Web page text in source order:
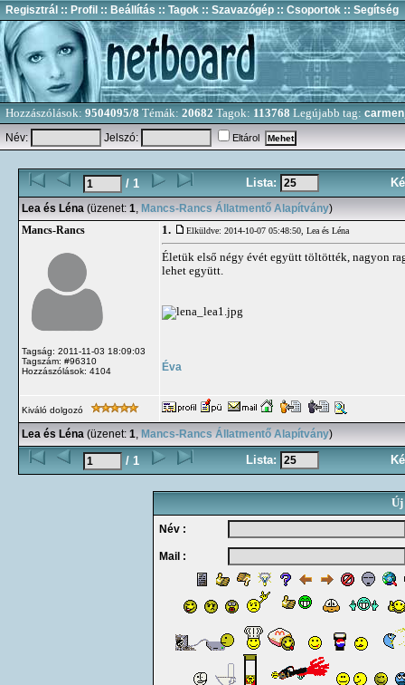
Regisztrál :: Profil :: Beállítás :: Tagok :: Szavazógép :: Csoportok :: Segítség
Hozzászólások: 9504095/8 Témák: 20682 Tagok: 113768 Legújabb tag:
Név:
Jelszó: Eltárol
/ 1 Lista:
Lea és Léna (üzenet: 1, Mancs-Rancs Állatmentő Alapítvány)
Mancs-Rancs
Tagság: 2011-11-03 18:09:03
Tagszám: #96310
Hozzászólások: 4104
1. Elküldve: 2014-10-07 05:48:50, Lea és Léna
Életük első négy évét együtt töltötték, nagyon
lehet együtt.
Éva
Kiváló dolgozó
Lea és Léna (üzenet: 1, Mancs-Rancs Állatmentő Alapítvány)
/ 1 Lista:
Új
Név :
Mail :